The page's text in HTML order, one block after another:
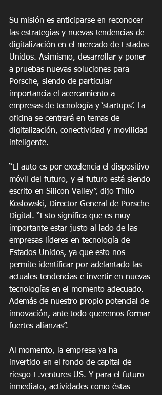
Su misión es anticiparse en reconocer
las estrategias y nuevas tendencias de
digitalización en el mercado de Estados
Unidos. Asimismo, desarrollar y poner
a pruebas nuevas soluciones para
Porsche, siendo de particular
importancia el acercamiento a
empresas de tecnología y ‘startups’. La
oficina se centrará en temas de
digitalización, conectividad y movilidad
inteligente.
“El auto es por excelencia el dispositivo
móvil del futuro, y el futuro está siendo
escrito en Silicon Valley”, dijo Thilo
Koslowski, Director General de Porsche
Digital. “Esto significa que es muy
importante estar justo al lado de las
empresas líderes en tecnología de
Estados Unidos, ya que esto nos
permite identificar por adelantado las
actuales tendencias e invertir en nuevas
tecnologías en el momento adecuado.
Además de nuestro propio potencial de
innovación, ante todo queremos formar
fuertes alianzas”.
Al momento, la empresa ya ha
invertido en el fondo de capital de
riesgo E.ventures US. Y para el futuro
inmediato, actividades como éstas